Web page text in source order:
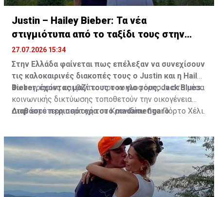
Justin – Hailey Bieber: Τα νέα
στιγμιότυπα από το ταξίδι τους στην
Ελλάδα
27.07.2026 15:34
Στην Ελλάδα φαίνεται πως επέλεξαν να συνεχίσουν
τις καλοκαιρινές διακοπές τους ο Justin και η Hailey
Bieber, έχοντας μαζί τους τον γιο τους, Jack Blues.
Φωτογραφίες και βίντεο που κυκλοφόρησαν στα μέσα
κοινωνικής δικτύωσης τοποθετούν την οικογένεια
στην ευρύτερη περιοχή του Κρανιδίου στο Πόρτο Χέλι.
Διαβάστε περισσότερα στο madamefigaro